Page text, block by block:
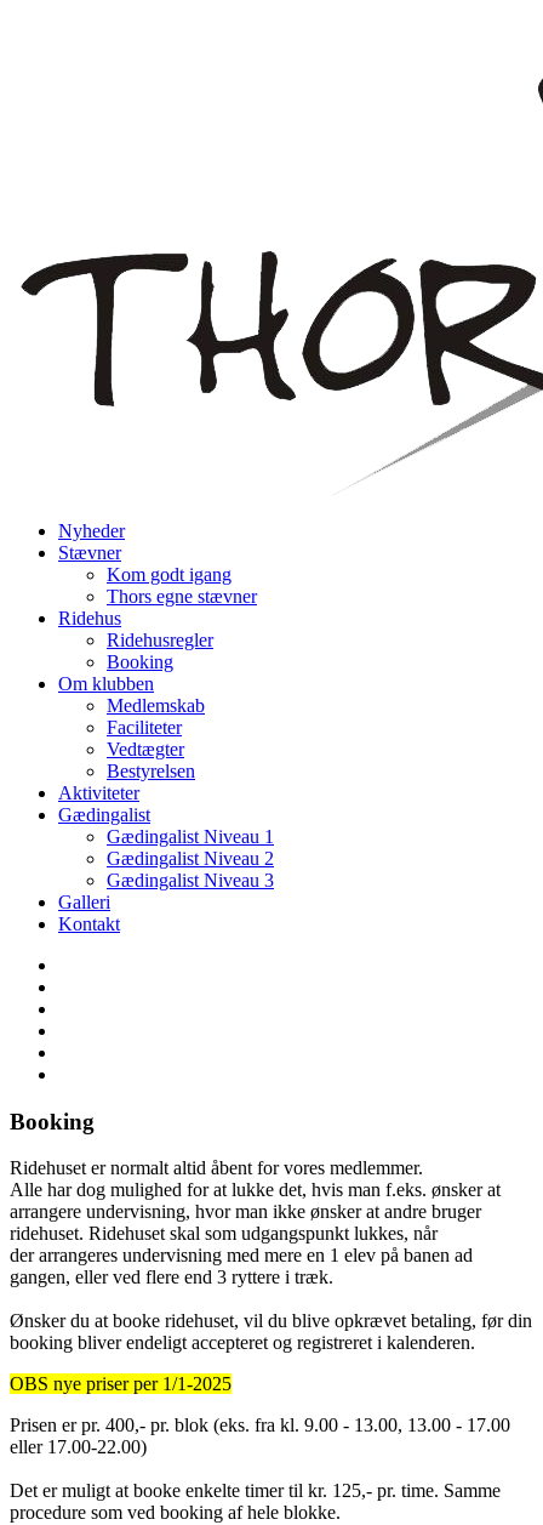
Nyheder
Stævner
Kom godt igang
Thors egne stævner
Ridehus
Ridehusregler
Booking
Om klubben
Medlemskab
Faciliteter
Vedtægter
Bestyrelsen
Aktiviteter
Gædingalist
Gædingalist Niveau 1
Gædingalist Niveau 2
Gædingalist Niveau 3
Galleri
Kontakt
Booking
Ridehuset er normalt altid åbent for vores medlemmer.
Alle har dog mulighed for at lukke det, hvis man f.eks. ønsker at
arrangere undervisning, hvor man ikke ønsker at andre bruger
ridehuset. Ridehuset skal som udgangspunkt lukkes, når
der arrangeres undervisning med mere en 1 elev på banen ad
gangen, eller ved flere end 3 ryttere i træk.
Ønsker du at booke ridehuset, vil du blive opkrævet betaling, før din
booking bliver endeligt accepteret og registreret i kalenderen.
OBS nye priser per 1/1-2025
Prisen er pr. 400,- pr. blok (eks. fra kl. 9.00 - 13.00, 13.00 - 17.00
eller 17.00-22.00)
Det er muligt at booke enkelte timer til kr. 125,- pr. time. Samme
procedure som ved booking af hele blokke.